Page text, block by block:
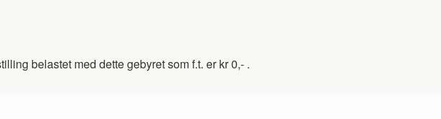
belastet med dette gebyret som f.t. er kr 0,- .